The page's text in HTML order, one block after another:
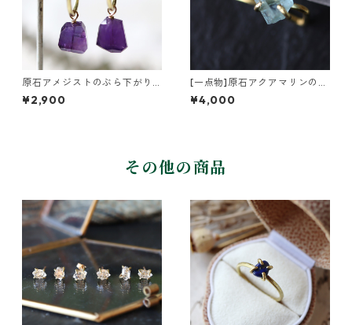
原石アメジストのぶら下がり
イヤーカフ
¥2,900
[一点物]原石アクアマリンの真
鍮インダストリアル風イヤー
カフ
¥4,000
その他の商品